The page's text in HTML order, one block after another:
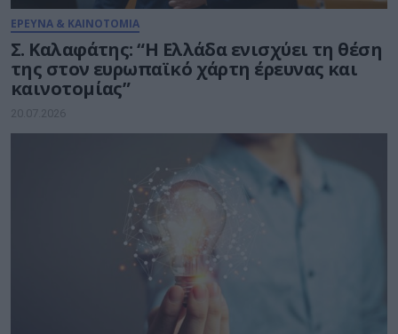
ΕΡΕΥΝΑ & ΚΑΙΝΟΤΟΜΙΑ
Σ. Καλαφάτης: “Η Ελλάδα ενισχύει τη θέση
της στον ευρωπαϊκό χάρτη έρευνας και
καινοτομίας”
20.07.2026